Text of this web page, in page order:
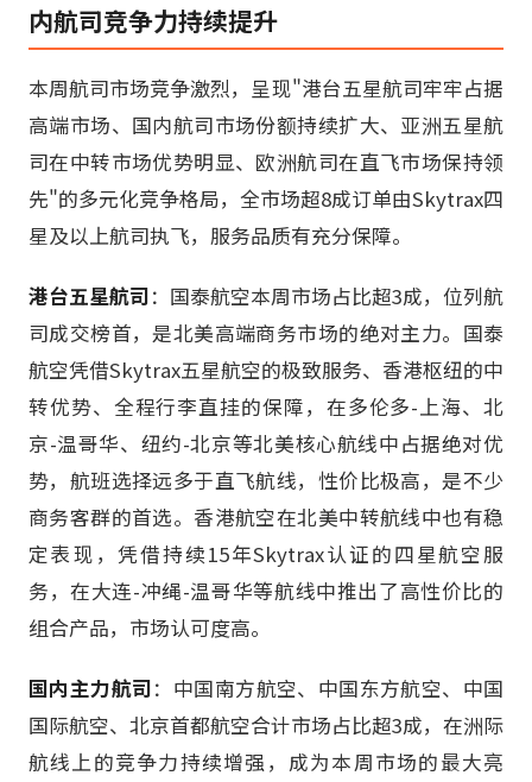
内航司竞争力持续提升
本周航司市场竞争激烈，呈现"港台五星航司牢牢占据
高端市场、国内航司市场份额持续扩大、亚洲五星航
司在中转市场优势明显、欧洲航司在直飞市场保持领
先"的多元化竞争格局，全市场超8成订单由Skytrax四
星及以上航司执飞，服务品质有充分保障。
港台五星航司：国泰航空本周市场占比超3成，位列航
司成交榜首，是北美高端商务市场的绝对主力。国泰
航空凭借Skytrax五星航空的极致服务、香港枢纽的中
转优势、全程行李直挂的保障，在多伦多-上海、北
京-温哥华、纽约-北京等北美核心航线中占据绝对优
势，航班选择远多于直飞航线，性价比极高，是不少
商务客群的首选。香港航空在北美中转航线中也有稳
定表现，凭借持续15年Skytrax认证的四星航空服
务，在大连-冲绳-温哥华等航线中推出了高性价比的
组合产品，市场认可度高。
国内主力航司：中国南方航空、中国东方航空、中国
国际航空、北京首都航空合计市场占比超3成，在洲际
航线上的竞争力持续增强，成为本周市场的最大亮